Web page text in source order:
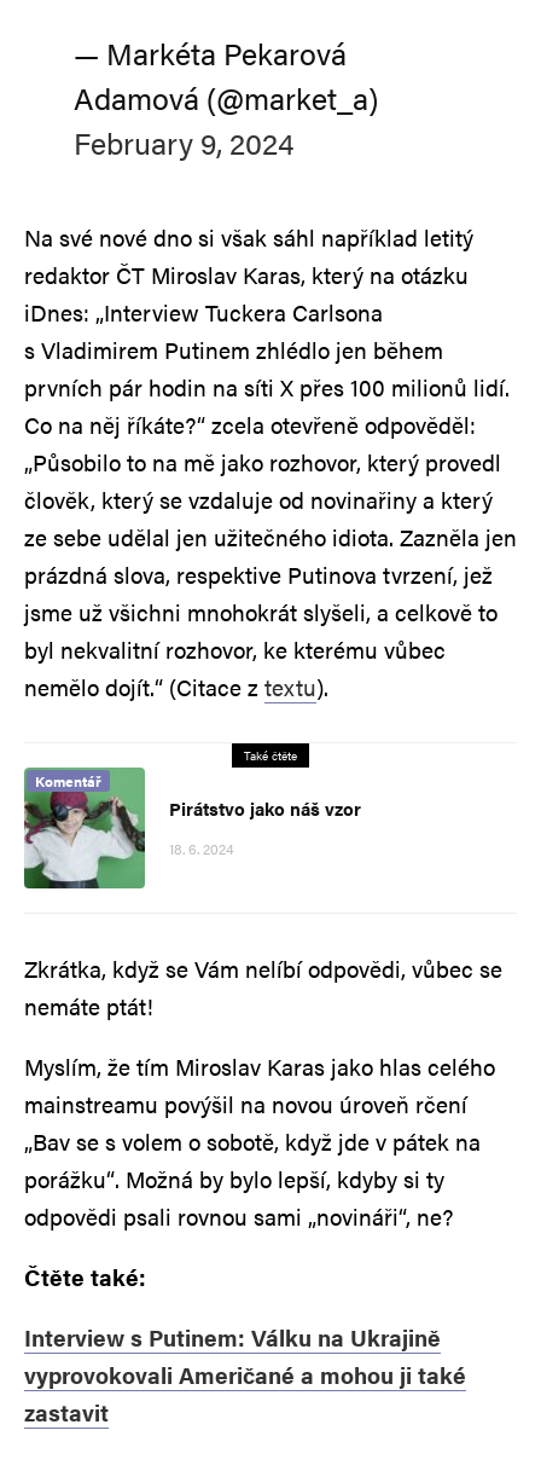
— Markéta Pekarová
Adamová (@market_a)
February 9, 2024
Na své nové dno si však sáhl například letitý
redaktor ČT Miroslav Karas, který na otázku
iDnes: „Interview Tuckera Carlsona
s Vladimirem Putinem zhlédlo jen během
prvních pár hodin na síti X přes 100 milionů lidí.
Co na něj říkáte?“ zcela otevřeně odpověděl:
„Působilo to na mě jako rozhovor, který provedl
člověk, který se vzdaluje od novinařiny a který
ze sebe udělal jen užitečného idiota. Zazněla jen
prázdná slova, respektive Putinova tvrzení, jež
jsme už všichni mnohokrát slyšeli, a celkově to
byl nekvalitní rozhovor, ke kterému vůbec
nemělo dojít.“ (Citace ztextu).
Také čtěte
Komentář
Pirátstvo jako náš vzor
18. 6. 2024
Zkrátka, když se Vám nelíbí odpovědi, vůbec se
nemáte ptát!
Myslím, že tím Miroslav Karas jako hlas celého
mainstreamu povýšil na novou úroveň rčení
„Bav se s volem o sobotě, když jde v pátek na
porážku“. Možná by bylo lepší, kdyby si ty
odpovědi psali rovnou sami „novináři“, ne?
Čtěte také:
Interview s Putinem: Válku na Ukrajině
vyprovokovali Američané a mohou ji také
zastavit